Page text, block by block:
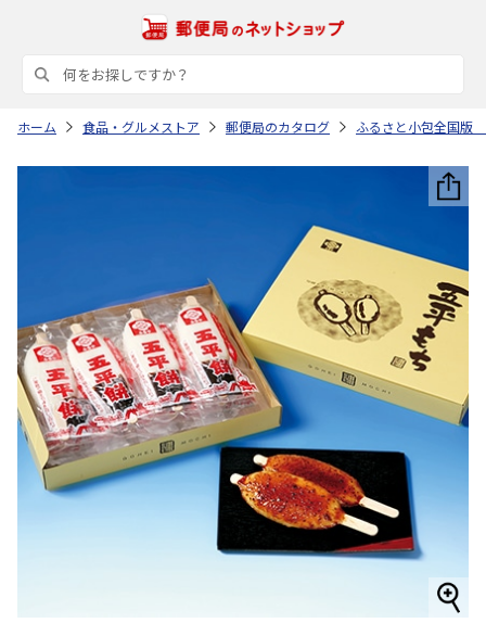
ホーム 食品・グルメストア 郵便局のカタログ ふるさと小包全国版